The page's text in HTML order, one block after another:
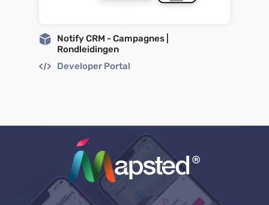
Notify CRM - Campagnes |
Rondleidingen
Developer Portal